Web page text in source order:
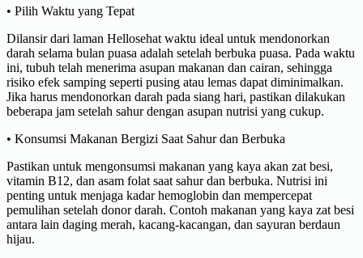
• Pilih Waktu yang Tepat
Dilansir dari laman Hellosehat waktu ideal untuk mendonorkan
darah selama bulan puasa adalah setelah berbuka puasa. Pada waktu
ini, tubuh telah menerima asupan makanan dan cairan, sehingga
risiko efek samping seperti pusing atau lemas dapat diminimalkan.
Jika harus mendonorkan darah pada siang hari, pastikan dilakukan
beberapa jam setelah sahur dengan asupan nutrisi yang cukup.
• Konsumsi Makanan Bergizi Saat Sahur dan Berbuka
Pastikan untuk mengonsumsi makanan yang kaya akan zat besi,
vitamin B12, dan asam folat saat sahur dan berbuka. Nutrisi ini
penting untuk menjaga kadar hemoglobin dan mempercepat
pemulihan setelah donor darah. Contoh makanan yang kaya zat besi
antara lain daging merah, kacang-kacangan, dan sayuran berdaun
hijau.